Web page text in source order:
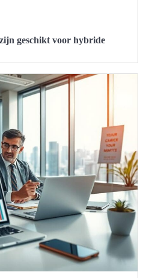
geschikt voor hybride